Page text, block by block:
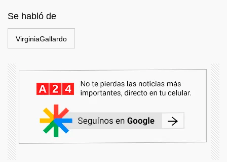
Se habló de
VirginiaGallardo